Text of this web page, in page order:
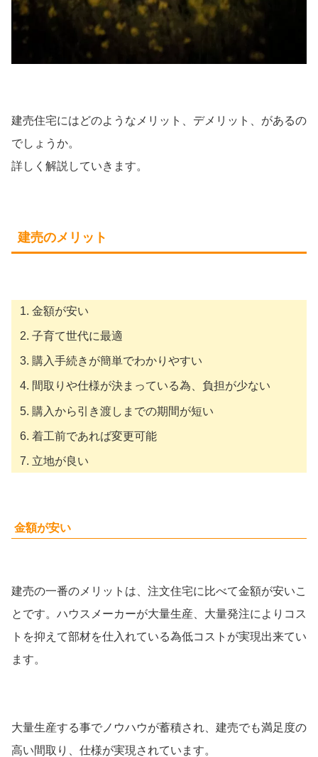
建売住宅にはどのようなメリット、デメリット、があるの
でしょうか。
詳しく解説していきます。
建売のメリット
金額が安い
子育て世代に最適
購入手続きが簡単でわかりやすい
間取りや仕様が決まっている為、負担が少ない
購入から引き渡しまでの期間が短い
着工前であれば変更可能
立地が良い
金額が安い
建売の一番のメリットは、注文住宅に比べて金額が安いこ
とです。ハウスメーカーが大量生産、大量発注によりコス
トを抑えて部材を仕入れている為低コストが実現出来てい
ます。
大量生産する事でノウハウが蓄積され、建売でも満足度の
高い間取り、仕様が実現されています。